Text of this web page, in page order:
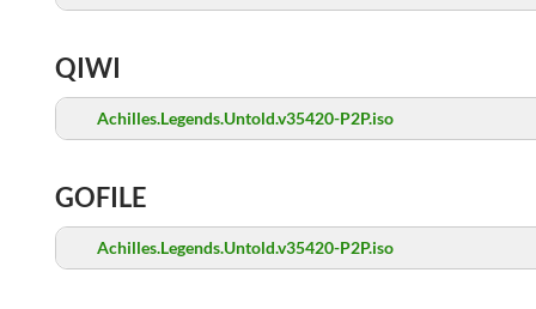
QIWI
Achilles.Legends.Untold.v35420-P2P.iso
GOFILE
Achilles.Legends.Untold.v35420-P2P.iso